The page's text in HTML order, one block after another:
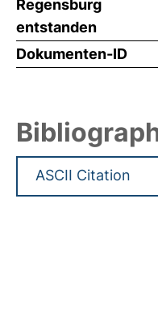
Regensburg
entstanden
Dokumenten-ID